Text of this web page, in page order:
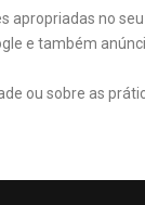
apropriadas no
e também
ou sobre as